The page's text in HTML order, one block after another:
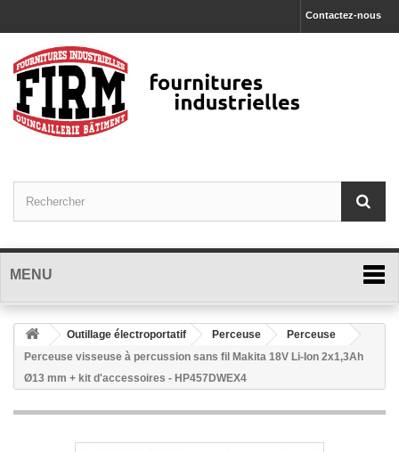
Contactez-nous
MENU
Outillage électroportatif Perceuse
Perceuse
Perceuse visseuse à percussion sans fil Makita 18V Li-Ion 2x1,3Ah
Ø13 mm + kit d'accessoires - HP457DWEX4